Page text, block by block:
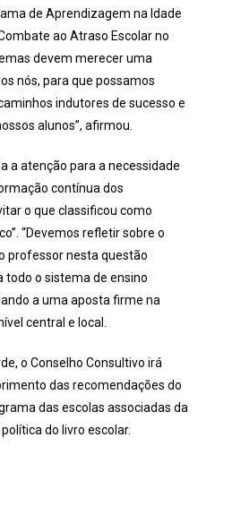
de Aprendizagem na Idade
ao Atraso Escolar no
devem merecer uma
nós, para que possamos
indutores de sucesso e
alunos”, afirmou.
a atenção para a necessidade
contínua dos
o que classificou como
“Devemos refletir sobre o
professor nesta questão
todo o sistema de ensino
a uma aposta firme na
central e local.
o Conselho Consultivo irá
das recomendações do
das escolas associadas da
do livro escolar.